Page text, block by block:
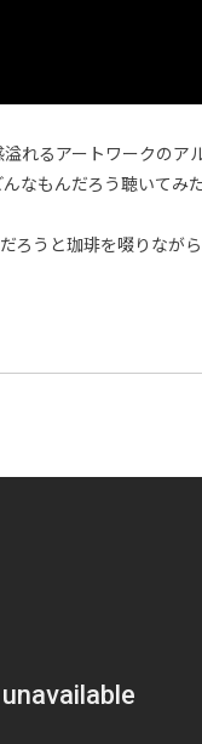
れるアートワークのア
なもんだろう聴いてみ
ろうと珈琲を啜りなが